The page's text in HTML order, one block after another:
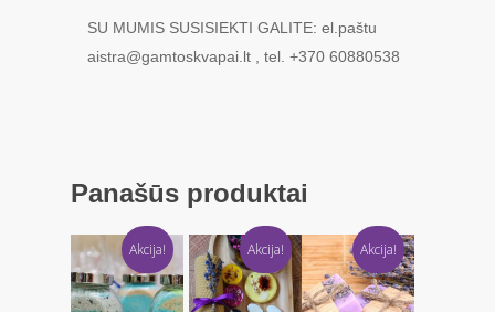
SU MUMIS SUSISIEKTI GALITE: el.paštu
aistra@gamtoskvapai.lt , tel. +370 60880538
Panašūs produktai
Akcija! Akcija! Akcija!